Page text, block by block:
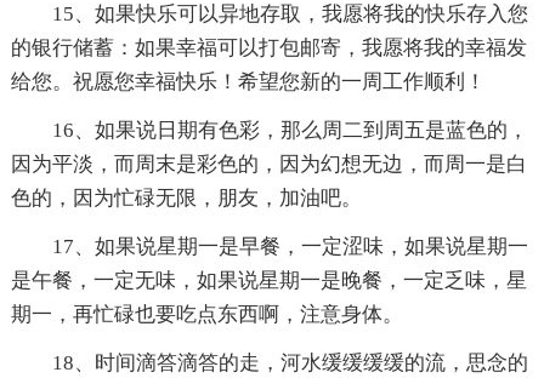
15、如果快乐可以异地存取，我愿将我的快乐存入您
的银行储蓄：如果幸福可以打包邮寄，我愿将我的幸福发
给您。祝愿您幸福快乐！希望您新的一周工作顺利！
16、如果说日期有色彩，那么周二到周五是蓝色的，
因为平淡，而周末是彩色的，因为幻想无边，而周一是白
色的，因为忙碌无限，朋友，加油吧。
17、如果说星期一是早餐，一定涩味，如果说星期一
是午餐，一定无味，如果说星期一是晚餐，一定乏味，星
期一，再忙碌也要吃点东西啊，注意身体。
18、时间滴答滴答的走，河水缓缓缓缓的流，思念的